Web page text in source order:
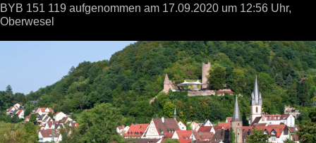
BYB 151 119 aufgenommen am 17.09.2020 um 12:56 Uhr,
Oberwesel